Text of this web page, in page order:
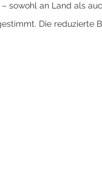
sowohl an Land als
Die reduzierte